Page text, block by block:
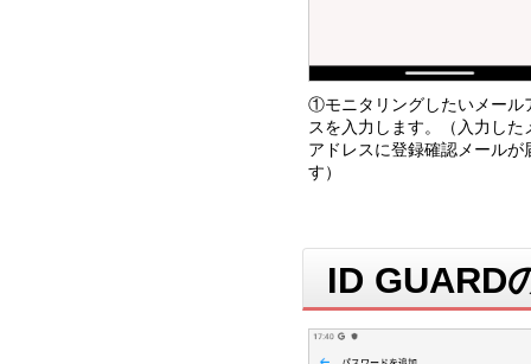
①モニタリングしたいメール
スを入力します。（入力した
アドレスに登録確認メールが
す）
ID GUARD